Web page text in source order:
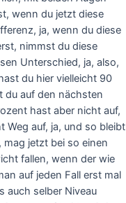
wenn du jetzt diese
ja, wenn du diese
nimmst du diese
Unterschied, ja, also,
du hier vielleicht 90
du auf den nächsten
hast aber nicht auf,
Weg auf, ja, und so bleibt
jetzt bei so einen
fallen, wenn der wie
auf jeden Fall erst mal
auch selber Niveau